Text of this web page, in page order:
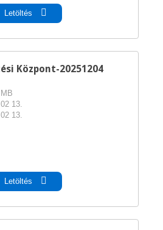
Letöltés
Központ-20251204
13.
13.
Letöltés